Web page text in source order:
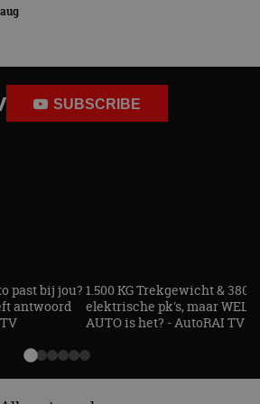
SUBSCRIBE
past bij jou?
antwoord
1.500 KG Trekgewicht & 380
elektrische pk's, maar
AUTO is het? - AutoRAI TV
cookies.
.autorai.nl
CookieScript
autorai.nl
4 weken 2
dagen
Deze
gebruikt
Cookie-
Google Privacy Policy